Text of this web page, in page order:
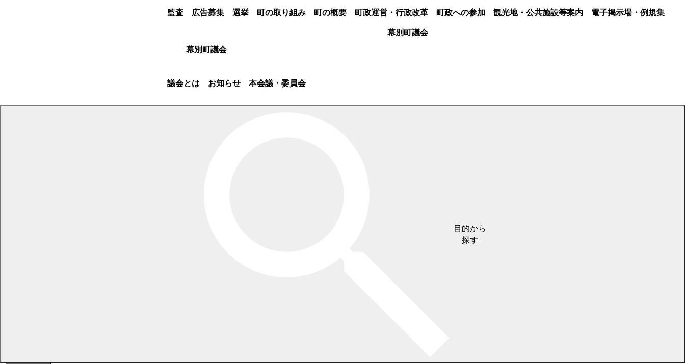
監査 広告募集 選挙 町の取り組み 町の概要 町政運営・行政改革 町政への参加 観光地・公共施設等案内
電子掲示場・例規集
幕別町議会
幕別町議会
議会とは お知らせ 本会議・委員会
目的から
探す